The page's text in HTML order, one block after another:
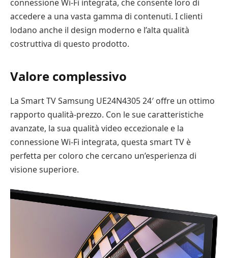
connessione Wi-Fi integrata, che consente loro di
accedere a una vasta gamma di contenuti. I clienti
lodano anche il design moderno e l’alta qualità
costruttiva di questo prodotto.
Valore complessivo
La Smart TV Samsung UE24N4305 24′ offre un ottimo
rapporto qualità-prezzo. Con le sue caratteristiche
avanzate, la sua qualità video eccezionale e la
connessione Wi-Fi integrata, questa smart TV è
perfetta per coloro che cercano un’esperienza di
visione superiore.